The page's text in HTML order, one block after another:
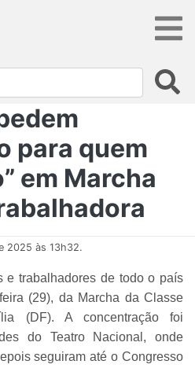
para quem
em Marcha
2025 às 13h32.
e trabalhadores de todo o país
(29), da Marcha da Classe
(DF). A concentração foi
do Teatro Nacional, onde
seguiram até o Congresso